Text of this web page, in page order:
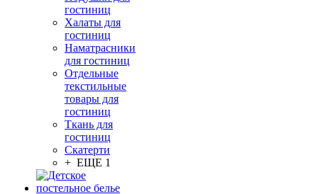
гостиниц
Халаты для
гостиниц
Наматрасники
для гостиниц
Отдельные
текстильные
товары для
гостиниц
Ткань для
гостиниц
Скатерти
+ ЕЩЕ 1